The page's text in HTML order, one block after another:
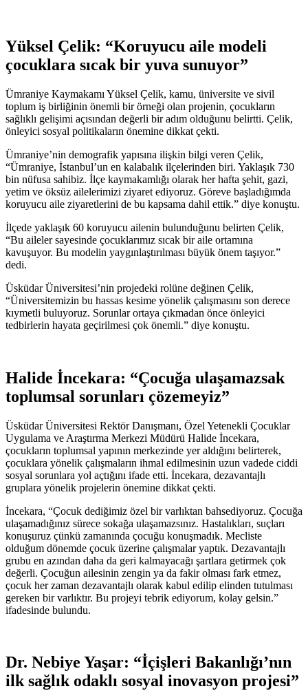
Yüksel Çelik: “Koruyucu aile modeli
çocuklara sıcak bir yuva sunuyor”
Ümraniye Kaymakamı Yüksel Çelik, kamu, üniversite ve sivil
toplum iş birliğinin önemli bir örneği olan projenin, çocukların
sağlıklı gelişimi açısından değerli bir adım olduğunu belirtti. Çelik,
önleyici sosyal politikaların önemine dikkat çekti.
Ümraniye’nin demografik yapısına ilişkin bilgi veren Çelik,
“Ümraniye, İstanbul’un en kalabalık ilçelerinden biri. Yaklaşık 730
bin nüfusa sahibiz. İlçe kaymakamlığı olarak her hafta şehit, gazi,
yetim ve öksüz ailelerimizi ziyaret ediyoruz. Göreve başladığımda
koruyucu aile ziyaretlerini de bu kapsama dahil ettik.” diye konuştu.
İlçede yaklaşık 60 koruyucu ailenin bulunduğunu belirten Çelik,
“Bu aileler sayesinde çocuklarımız sıcak bir aile ortamına
kavuşuyor. Bu modelin yaygınlaştırılması büyük önem taşıyor.”
dedi.
Üsküdar Üniversitesi’nin projedeki rolüne değinen Çelik,
“Üniversitemizin bu hassas kesime yönelik çalışmasını son derece
kıymetli buluyoruz. Sorunlar ortaya çıkmadan önce önleyici
tedbirlerin hayata geçirilmesi çok önemli.” diye konuştu.
Halide İncekara: “Çocuğa ulaşamazsak
toplumsal sorunları çözemeyiz”
Üsküdar Üniversitesi Rektör Danışmanı, Özel Yetenekli Çocuklar
Uygulama ve Araştırma Merkezi Müdürü Halide İncekara,
çocukların toplumsal yapının merkezinde yer aldığını belirterek,
çocuklara yönelik çalışmaların ihmal edilmesinin uzun vadede ciddi
sosyal sorunlara yol açtığını ifade etti. İncekara, dezavantajlı
gruplara yönelik projelerin önemine dikkat çekti.
İncekara, “Çocuk dediğimiz özel bir varlıktan bahsediyoruz. Çocuğa
ulaşamadığınız sürece sokağa ulaşamazsınız. Hastalıkları, suçları
konuşuruz çünkü zamanında çocuğu konuşmadık. Mecliste
olduğum dönemde çocuk üzerine çalışmalar yaptık. Dezavantajlı
grubu en azından daha da geri kalmayacağı şartlara getirmek çok
değerli. Çocuğun ailesinin zengin ya da fakir olması fark etmez,
çocuk her zaman dezavantajlı olarak kabul edilip elinden tutulması
gereken bir varlıktır. Bu projeyi tebrik ediyorum, kolay gelsin.”
ifadesinde bulundu.
Dr. Nebiye Yaşar: “İçişleri Bakanlığı’nın
ilk sağlık odaklı sosyal inovasyon projesi”